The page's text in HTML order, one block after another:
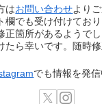
はお問い合わせより
欄でも受け付けてお
正箇所があるようで
たら幸いです。随時
でも情報を発信